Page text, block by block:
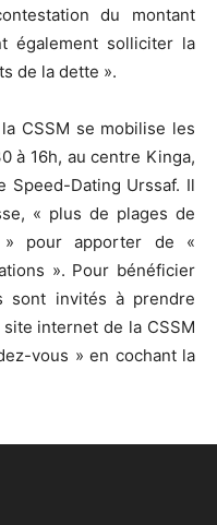
du montant
également solliciter la
de la dette ».
CSSM se mobilise les
à 16h, au centre Kinga,
Speed-Dating Urssaf. Il
« plus de plages de
» pour apporter de «
». Pour bénéficier
sont invités à prendre
internet de la CSSM
vous » en cochant la